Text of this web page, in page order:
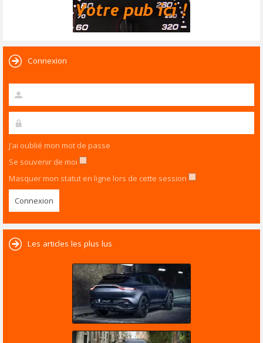
Connexion
J’ai oublié mon mot de passe
Se souvenir de moi
Masquer mon statut en ligne lors de cette session
Les articles les plus lus